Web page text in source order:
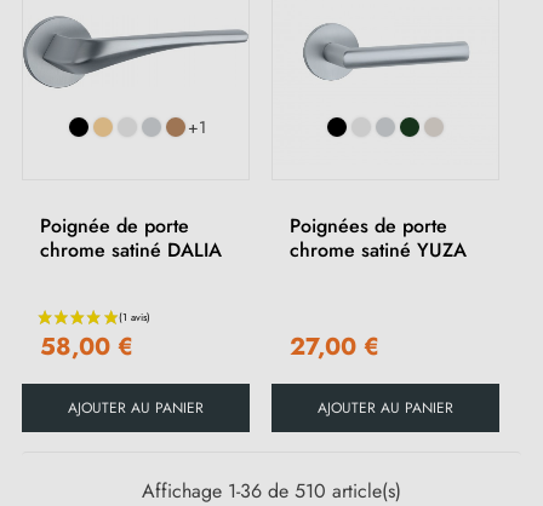
+1
Poignée de porte
chrome satiné DALIA
58,00 €
AJOUTER AU PANIER
Poignées de porte
chrome satiné YUZA
27,00 €
AJOUTER AU PANIER
Affichage 1-36 de 510 article(s)